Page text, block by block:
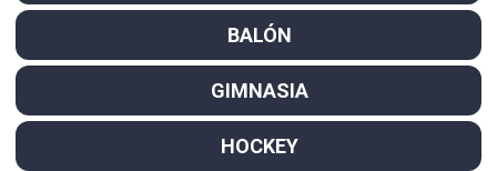
BALÓN
GIMNASIA
HOCKEY